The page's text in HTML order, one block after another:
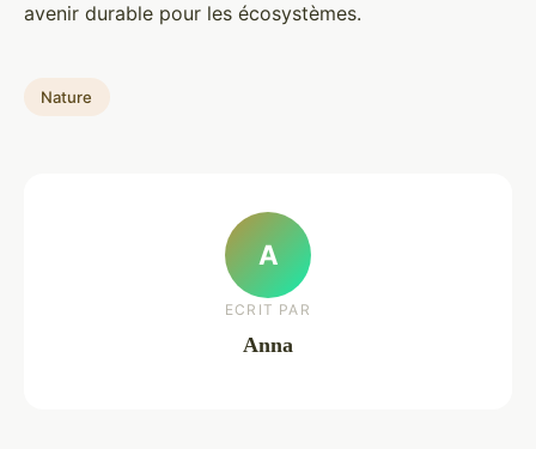
avenir durable pour les écosystèmes.
Nature
A
ECRIT PAR
Anna